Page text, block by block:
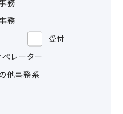
務
務
受付
レーター
他事務系